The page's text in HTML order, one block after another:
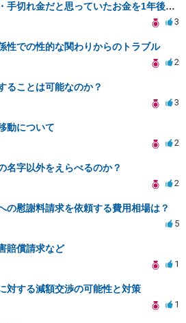
ダブル不倫・借金・手切れ金だと思っていたお金を1年後いまさら脅迫罪として通知書が来てまとめて請求
3
性での性的な関わりからのトラブル
2
ることは可能なのか？
3
動について
2
名字以外をえらべるのか？
2
の慰謝料請求を依頼する費用相場は？
5
賠償請求など
1
対する減額交渉の可能性と対策
1